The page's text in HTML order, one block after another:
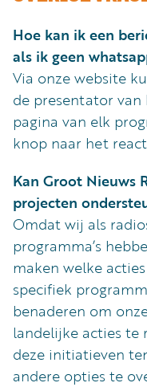
Hoe kan ik een
als ik geen
Via onze website
de presentator
pagina van elk
knop naar het
Kan Groot Nieuws
projecten
Omdat wij als
programma’s
maken welke
specifiek
benaderen om
landelijke acties te
deze initiatieven
andere opties te